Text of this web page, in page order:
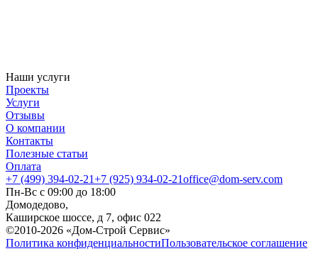
Наши услуги
Проекты
Услуги
Отзывы
О компании
Контакты
Полезные статьи
Оплата
+7 (499) 394-02-21+7 (925) 934-02-21office@dom-serv.com
Пн-Вс с 09:00 до 18:00
Домодедово,
Каширское шоссе, д 7, офис 022
©2010-2026 «Дом-Строй Сервис»
Политика конфиденциальностиПользовательское соглашение